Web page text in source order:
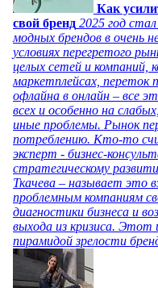
Как
свой бренд 2025 год
модных брендов в очень
условиях перегретого
целых сетей и компаний,
маркетплейсах, переток
офлайна в онлайн – все
всех и особенно на
иные проблемы. Рынок
потреблению. Кто-то
эксперт - бизнес-
стратегическому
Ткачева – называет это
проблемным компаниям
диагностики бизнеса и
выхода из кризиса. Этот
пирамидой зрелости